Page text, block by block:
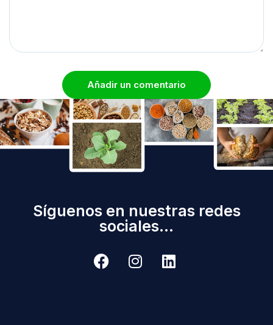
Añadir un comentario
Síguenos en nuestras redes
sociales...